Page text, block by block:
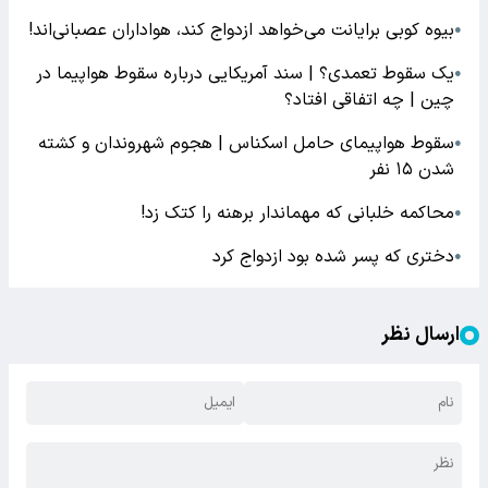
●بیوه کوبی برایانت می‌خواهد ازدواج کند، هواداران عصبانی‌اند!
●یک سقوط تعمدی؟ | سند آمریکایی درباره سقوط هواپیما در
چین | چه اتفاقی افتاد؟
●سقوط هواپیمای حامل اسکناس | هجوم شهروندان و کشته
شدن ۱۵ نفر
●محاکمه خلبانی که مهماندار برهنه را کتک زد!
●دختری که پسر شده بود ازدواج کرد
ارسال نظر